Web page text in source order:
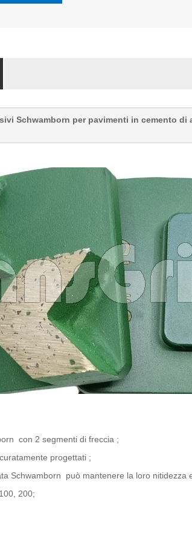
Schwamborn per pavimenti in cemento
con 2 segmenti di freccia ;
progettati ;
Schwamborn può mantenere la loro nitidezza
100, 200;